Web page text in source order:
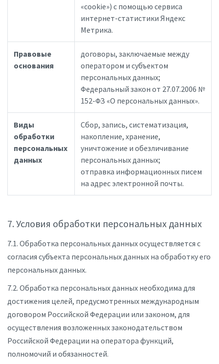
«cookie») с помощью сервиса
интернет-статистики Яндекс
Метрика.
Правовые
основания
договоры, заключаемые между
оператором и субъектом
персональных данных;
Федеральный закон от 27.07.2006 №
152-ФЗ «О персональных данных».
Виды
обработки
персональных
данных
Сбор, запись, систематизация,
накопление, хранение,
уничтожение и обезличивание
персональных данных;
отправка информационных писем
на адрес электронной почты.
7. Условия обработки персональных данных
7.1. Обработка персональных данных осуществляется с
согласия субъекта персональных данных на обработку его
персональных данных.
7.2. Обработка персональных данных необходима для
достижения целей, предусмотренных международным
договором Российской Федерации или законом, для
осуществления возложенных законодательством
Российской Федерации на оператора функций,
полномочий и обязанностей.